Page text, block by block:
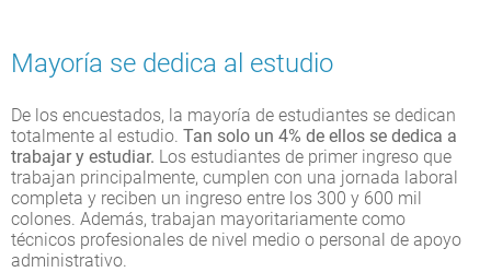
Mayoría se dedica al estudio
De los encuestados, la mayoría de estudiantes se dedican
totalmente al estudio. Tan solo un 4% de ellos se dedica a
trabajar y estudiar. Los estudiantes de primer ingreso que
trabajan principalmente, cumplen con una jornada laboral
completa y reciben un ingreso entre los 300 y 600 mil
colones. Además, trabajan mayoritariamente como
técnicos profesionales de nivel medio o personal de apoyo
administrativo.